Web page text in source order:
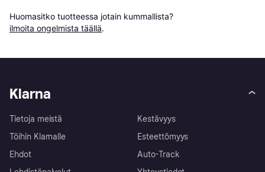
Huomasitko tuotteessa jotain kummallista?
ilmoita ongelmista täällä.
Klarna
Tietoja meistä
Töihin Klarnalle
Ehdot
Kestävyys
Esteettömyys
Auto-Track